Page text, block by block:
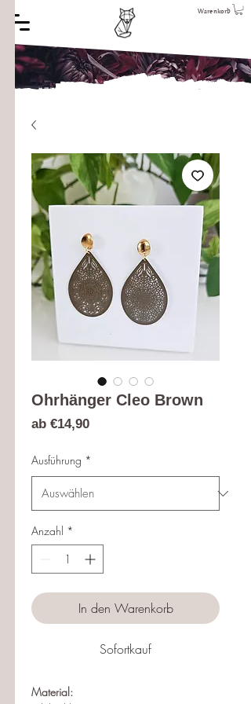
Warenkorb
Ohrhänger Cleo Brown
ab €14,90Sale-
Ausführung *
Anzahl *
In den Warenkorb
Sofortkauf
Material: